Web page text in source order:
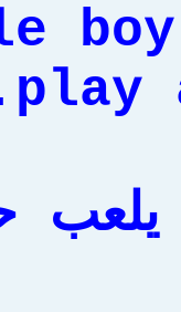
play